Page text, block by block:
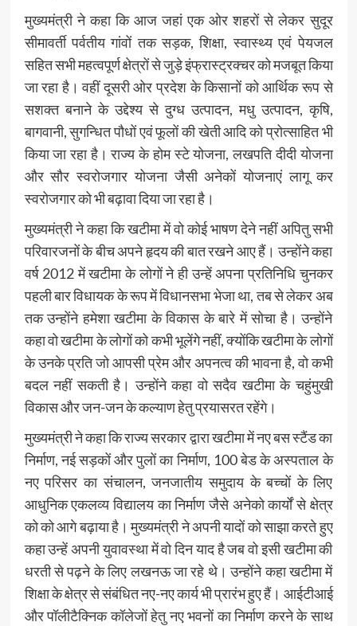
मुख्यमंत्री ने कहा कि आज जहां एक ओर शहरों से लेकर सुदूर
सीमावर्ती पर्वतीय गांवों तक सड़क, शिक्षा, स्वास्थ्य एवं पेयजल
सहित सभी महत्वपूर्ण क्षेत्रों से जुड़े इंफ्रास्ट्रक्चर को मजबूत किया
जा रहा है। वहीं दूसरी ओर प्रदेश के किसानों को आर्थिक रूप से
सशक्त बनाने के उद्देश्य से दुग्ध उत्पादन, मधु उत्पादन, कृषि,
बागवानी, सुगन्धित पौधों एवं फूलों की खेती आदि को प्रोत्साहित भी
किया जा रहा है। राज्य के होम स्टे योजना, लखपति दीदी योजना
और सौर स्वरोजगार योजना जैसी अनेकों योजनाएं लागू कर
स्वरोजगार को भी बढ़ावा दिया जा रहा है।
मुख्यमंत्री ने कहा कि खटीमा में वो कोई भाषण देने नहीं अपितु सभी
परिवारजनों के बीच अपने हृदय की बात रखने आए हैं। उन्होंने कहा
वर्ष 2012 में खटीमा के लोगों ने ही उन्हें अपना प्रतिनिधि चुनकर
पहली बार विधायक के रूप में विधानसभा भेजा था, तब से लेकर अब
तक उन्होंने हमेशा खटीमा के विकास के बारे में सोचा है। उन्होंने
कहा वो खटीमा के लोगों को कभी भूलेंगे नहीं, क्योंकि खटीमा के लोगों
के उनके प्रति जो आपसी प्रेम और अपनत्व की भावना है, वो कभी
बदल नहीं सकती है। उन्होंने कहा वो सदैव खटीमा के चहुंमुखी
विकास और जन-जन के कल्याण हेतु प्रयासरत रहेंगे।
मुख्यमंत्री ने कहा कि राज्य सरकार द्वारा खटीमा में नए बस स्टैंड का
निर्माण, नई सड़कों और पुलों का निर्माण, 100 बेड के अस्पताल के
नए परिसर का संचालन, जनजातीय समुदाय के बच्चों के लिए
आधुनिक एकलव्य विद्यालय का निर्माण जैसे अनेको कार्यों से क्षेत्र
को को आगे बढ़ाया है। मुख्यमंत्री ने अपनी यादों को साझा करते हुए
कहा उन्हें अपनी युवावस्था में वो दिन याद है जब वो इसी खटीमा की
धरती से पढ़ने के लिए लखनऊ जा रहे थे। उन्होंने कहा खटीमा में
शिक्षा के क्षेत्र से संबंधित नए-नए कार्य भी प्रारंभ हुए हैं। आईटीआई
और पॉलीटैक्निक कॉलेजों हेतु नए भवनों का निर्माण करने के साथ